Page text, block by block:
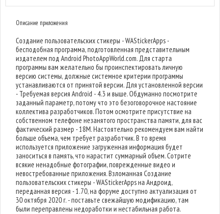
Описание приложения
Создание пользовательских стикеры - WAStickerApps -
бесподобная программа, подготовленная представительным
издателем под Android PhotoAppWorld.com. Для старта
программы вам желательно бы проинспектировать личную
версию системы, должные системное критерии программы
устанавливаются от принятой версии. Для установленной версии
- Требуемая версия Android - 4.3 и выше. Обдуманно посмотрите
заданный параметр, потому что это безоговорочное настояние
коллектива разработчиков. Потом осмотрите присутствие на
собственном телефоне незанятого пространства памяти, для вас
фактический размер - 18M. Настоятельно рекомендуем вам найти
больше объема, чем требует разработчик. В то время
используется приложение загруженная информация будет
заноситься в память, что нарастит суммарный объем. Сотрите
всякие ненадобные фотографии, поврежденные видео и
невостребованные приложения. Взломанная Создание
пользовательских стикеры - WAStickerApps на Андроид,
переданная версия - 1.70, на форуме доступно актуализация от
30 октября 2020 г. - поставьте свежайшую модификацию, там
были переправлены недоработки и нестабильная работа.